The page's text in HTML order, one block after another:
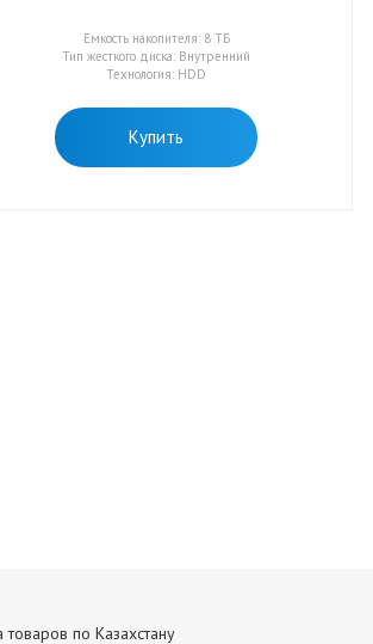
Емкость накопителя: 8 ТБ
Тип жесткого диска: Внутренний
Технология: HDD
Купить
товаров по Казахстану